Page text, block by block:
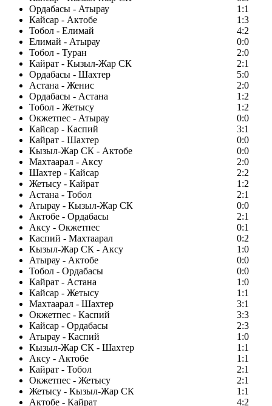
Ордабасы - Атырау
1:1
Кайсар - Актобе
1:3
Тобол - Елимай
4:2
Елимай - Атырау
0:0
Тобол - Туран
2:0
Кайрат - Кызыл-Жар СК
2:1
Ордабасы - Шахтер
5:0
Астана - Женис
2:0
Ордабасы - Астана
1:2
Тобол - Жетысу
1:2
Окжетпес - Атырау
0:0
Кайсар - Каспий
3:1
Кайрат - Шахтер
0:0
Кызыл-Жар СК - Актобе
0:0
Махтаарал - Аксу
2:0
Шахтер - Кайсар
2:2
Жетысу - Кайрат
1:2
Астана - Тобол
2:1
Атырау - Кызыл-Жар СК
0:0
Актобе - Ордабасы
2:1
Аксу - Окжетпес
0:1
Каспий - Махтаарал
0:2
Кызыл-Жар СК - Аксу
1:0
Атырау - Актобе
0:0
Тобол - Ордабасы
0:0
Кайрат - Астана
1:0
Кайсар - Жетысу
1:1
Махтаарал - Шахтер
3:1
Окжетпес - Каспий
3:3
Кайсар - Ордабасы
2:3
Атырау - Каспий
1:0
Кызыл-Жар СК - Шахтер
1:1
Аксу - Актобе
1:1
Кайрат - Тобол
2:1
Окжетпес - Жетысу
2:1
Жетысу - Кызыл-Жар СК
1:1
Актобе - Кайрат
4:2